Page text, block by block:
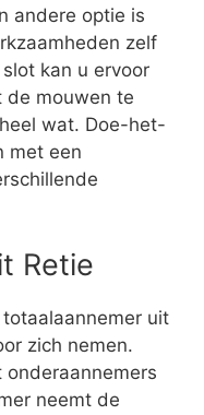
andere optie is
zelf
kan u ervoor
de mouwen te
wat. Doe-het-
met een
Retie
uit
zich nemen.
neemt de